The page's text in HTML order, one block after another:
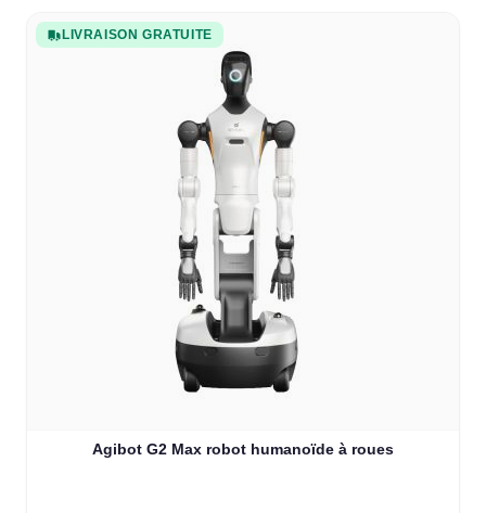
LIVRAISON GRATUITE
Agibot G2 Max robot humanoïde à roues